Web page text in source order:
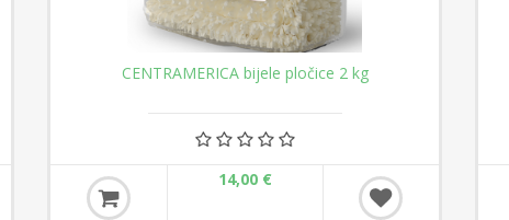
CENTRAMERICA bijele pločice 2 kg
14,00 €